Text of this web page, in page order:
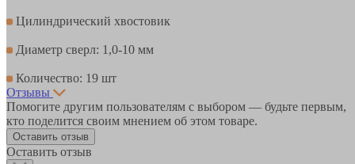
Цилиндрический хвостовик
Диаметр сверл: 1,0-10 мм
Количество: 19 шт
Отзывы
Помогите другим пользователям с выбором — будьте первым,
кто поделится своим мнением об этом товаре.
Оставить отзыв
Оставить отзыв